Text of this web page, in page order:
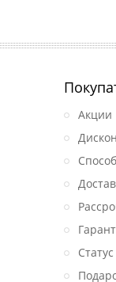
Акции